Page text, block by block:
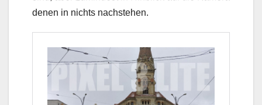
denen in nichts nachstehen.